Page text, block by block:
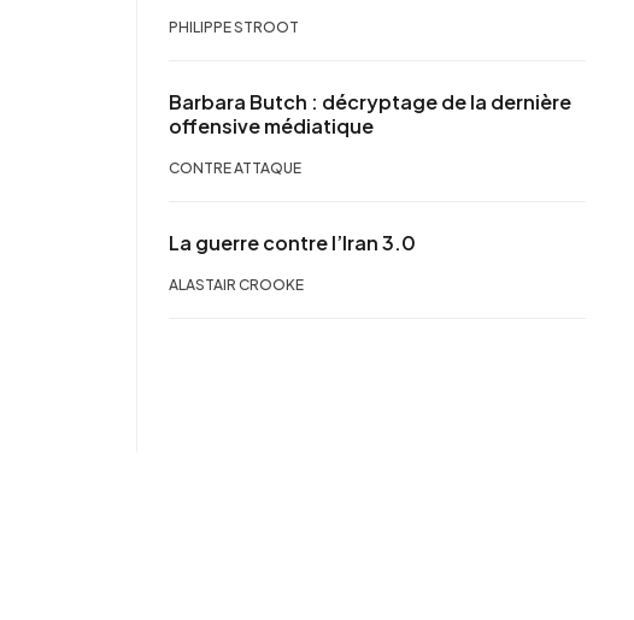
PHILIPPE STROOT
Barbara Butch : décryptage de la dernière
offensive médiatique
CONTRE ATTAQUE
La guerre contre l’Iran 3.0
ALASTAIR CROOKE